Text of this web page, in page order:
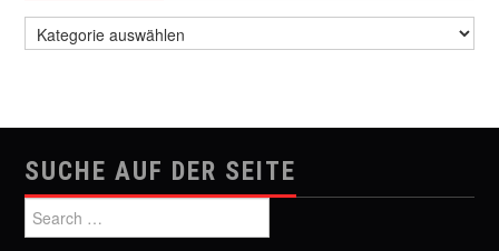
SUCHE AUF DER SEITE
Search for: